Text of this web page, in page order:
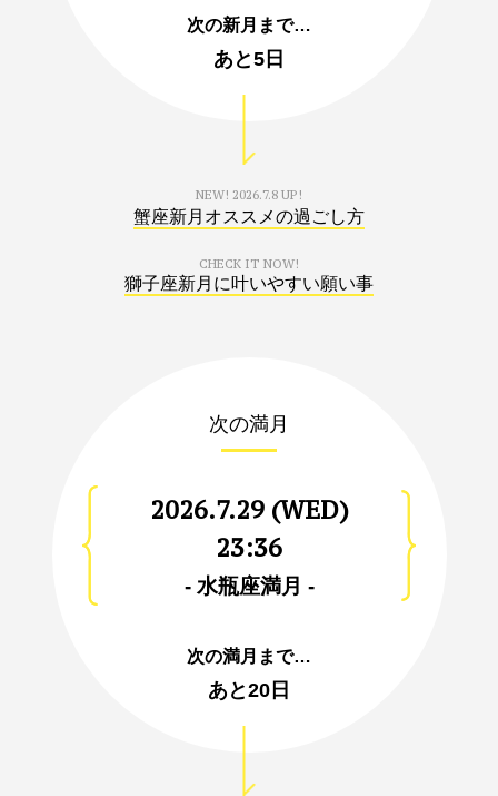
次の新月まで…
あと5日
NEW! 2026.7.8 UP!
蟹座新月オススメの過ごし方
CHECK IT NOW!
獅子座新月に叶いやすい願い事
次の満月
2026.7.29 (WED)
23:36
- 水瓶座満月 -
次の満月まで…
あと20日